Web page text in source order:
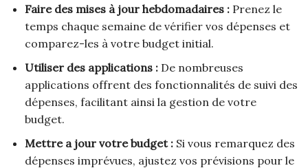
Faire des mises à jour hebdomadaires :Prenez le
temps chaque semaine de vérifier vos dépenses et
comparez-les à votre budget initial.
Utiliser des applications :De nombreuses
applications offrent des fonctionnalités de suivi des
dépenses, facilitant ainsi la gestion de votre
budget.
Mettre a jour votre budget :Si vous remarquez des
dépenses imprévues, ajustez vos prévisions pour le